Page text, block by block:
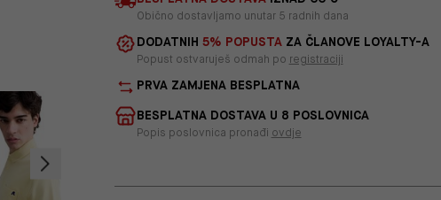
Obično dostavljamo unutar 5 radnih dana
DODATNIH 5% POPUSTAZA ČLANOVE LOYALTY-A
Popust ostvaruješ odmah po registraciji
PRVA ZAMJENA BESPLATNA
BESPLATNA DOSTAVA U 8 POSLOVNICA
Popis poslovnica pronađi ovdje